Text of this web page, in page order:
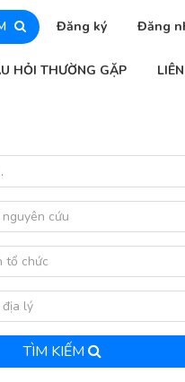
Đăng ký Đăng
HỎI THƯỜNG GẶP
cứu
tổ chức
địa lý
TÌM KIẾM